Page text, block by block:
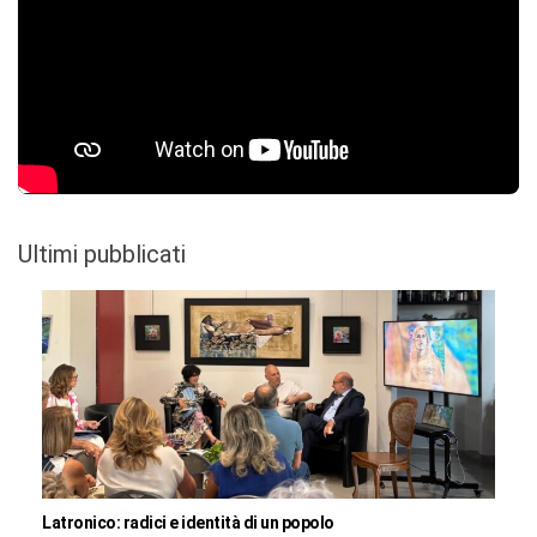
Ultimi pubblicati
Latronico: radici e identità di un popolo